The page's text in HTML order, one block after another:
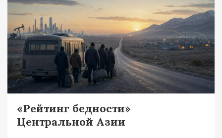
«Рейтинг бедности»
Центральной Азии